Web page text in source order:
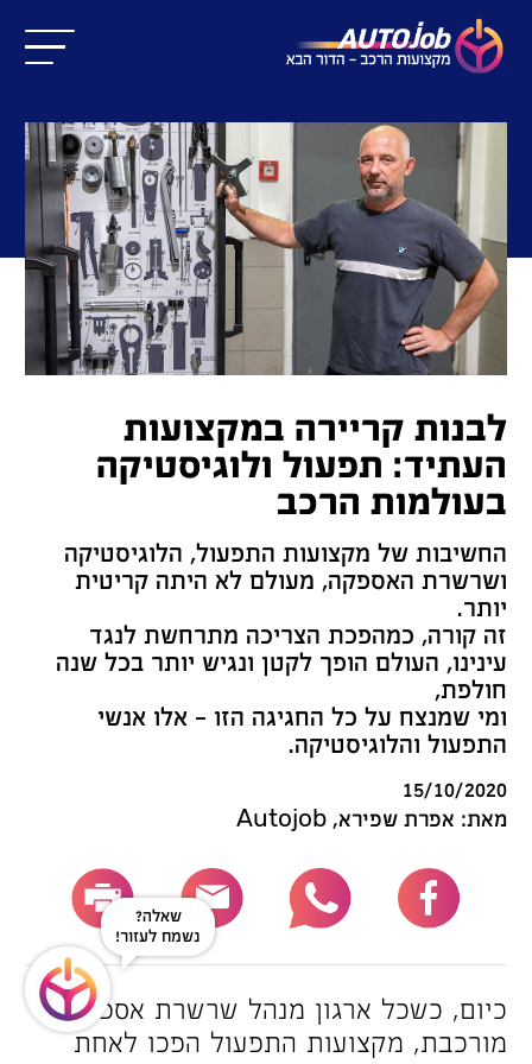
לבנות קריירה במקצועות
העתיד: תפעול ולוגיסטיקה
בעולמות הרכב
החשיבות של מקצועות התפעול, הלוגיסטיקה
ושרשרת האספקה, מעולם לא היתה קריטית
יותר.
זה קורה, כמהפכת הצריכה מתרחשת לנגד
עינינו, העולם הופך לקטן ונגיש יותר בכל שנה
חולפת,
ומי שמנצח על כל החגיגה הזו – אלו אנשי
התפעול והלוגיסטיקה.
15/10/2020
מאת: אפרת שפירא, Autojob
כיום, כשכל ארגון מנהל שרשרת אספקה
מורכבת, מקצועות התפעול הפכו לאחת
שאלה?
נשמח לעזור!